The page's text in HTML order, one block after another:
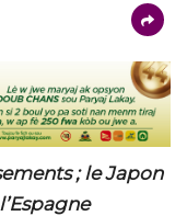
; le Japon